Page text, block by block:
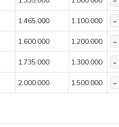
1.465.000 1.100.000
1.600.000 1.200.000
1.735.000 1.300.000
2.000.000 1.500.000